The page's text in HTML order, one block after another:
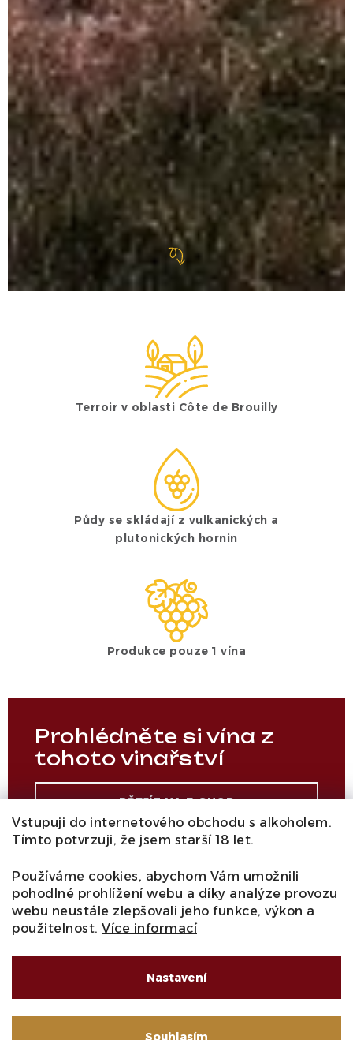
Vstupuji do internetového obchodu s alkoholem.
Tímto potvrzuji, že jsem starší 18 let.
Používáme cookies, abychom Vám umožnili
pohodlné prohlížení webu a díky analýze provozu
webu neustále zlepšovali jeho funkce, výkon a
použitelnost. Více informací
Nastavení
Souhlasím
Terroir v oblasti Côte de Brouilly
Půdy se skládají z vulkanických a
plutonických hornin
Produkce pouze 1 vína
Prohlédněte si vína z
tohoto vinařství
PŘEJÍT NA E-SHOP
se jinde v Beaujolais
nevyskytuje